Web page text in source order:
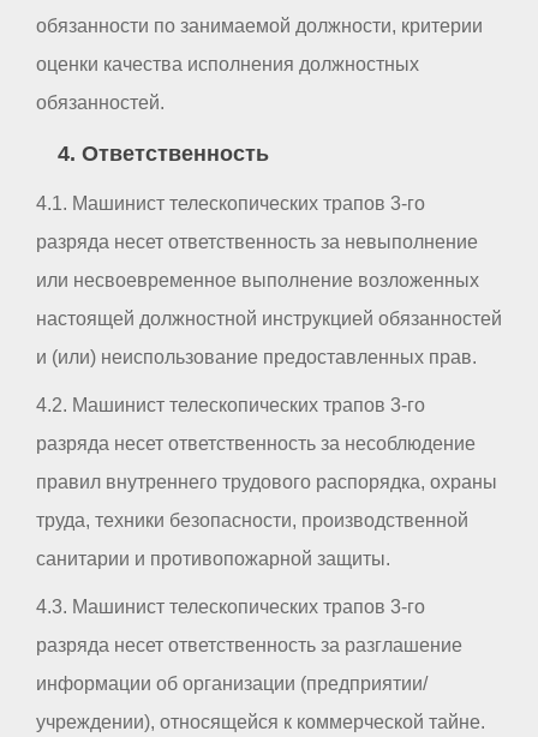
обязанности по занимаемой должности, критерии
оценки качества исполнения должностных
обязанностей.
4. Ответственность
4.1. Машинист телескопических трапов 3-го
разряда несет ответственность за невыполнение
или несвоевременное выполнение возложенных
настоящей должностной инструкцией обязанностей
и (или) неиспользование предоставленных прав.
4.2. Машинист телескопических трапов 3-го
разряда несет ответственность за несоблюдение
правил внутреннего трудового распорядка, охраны
труда, техники безопасности, производственной
санитарии и противопожарной защиты.
4.3. Машинист телескопических трапов 3-го
разряда несет ответственность за разглашение
информации об организации (предприятии/
учреждении), относящейся к коммерческой тайне.